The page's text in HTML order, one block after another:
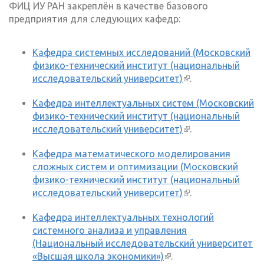
ФИЦ ИУ РАН закреплён в качестве базового
предприятия для следующих кафедр:
Кафедра системных исследований (Московский
физико-технический институт (национальный
исследовательский университет)(внешняя
.
Кафедра интеллектуальных систем (Московский
физико-технический институт (национальный
исследовательский университет)(внешняя
.
Кафедра математического моделирования
сложных систем и оптимизации (Московский
физико-технический институт (национальный
исследовательский университет)(внешняя
.
Кафедра интеллектуальных технологий
системного анализа и управления
(Национальный исследовательский университет
«Высшая школа экономики»)(внешняя ссылка)
.